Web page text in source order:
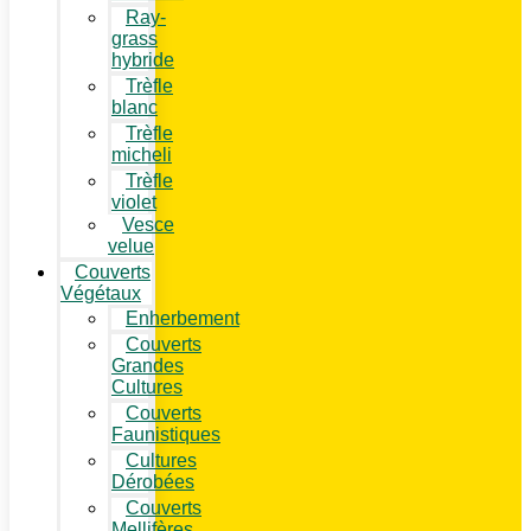
Ray-
grass
hybride
Trèfle
blanc
Trèfle
micheli
Trèfle
violet
Vesce
velue
Couverts
Végétaux
Enherbement
Couverts
Grandes
Cultures
Couverts
Faunistiques
Cultures
Dérobées
Couverts